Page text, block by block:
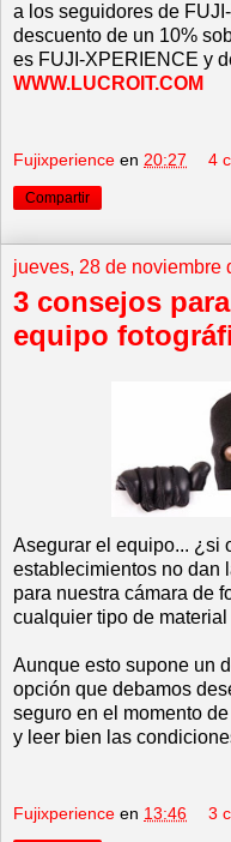
a los seguidores de
descuento de un 10%
es FUJI-XPERIENCE y
WWW.LUCROIT.COM
Fujixperience en 20:27 4
Compartir
jueves, 28 de noviembre
3 consejos
equipo
Asegurar el equipo... ¿si
establecimientos no dan
para nuestra cámara de
cualquier tipo de
Aunque esto supone un
opción que debamos
seguro en el momento
y leer bien las
Fujixperience en 13:46 3